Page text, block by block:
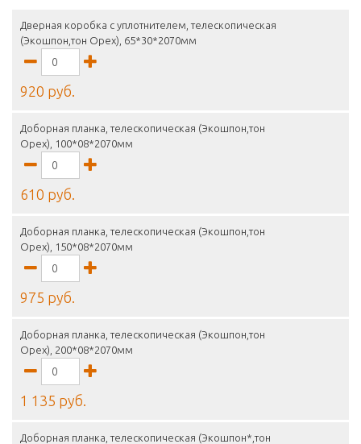
Дверная коробка с уплотнителем, телескопическая
(Экошпон,тон Орех), 65*30*2070мм
920 руб.
Доборная планка, телескопическая (Экошпон,тон
Орех), 100*08*2070мм
610 руб.
Доборная планка, телескопическая (Экошпон,тон
Орех), 150*08*2070мм
975 руб.
Доборная планка, телескопическая (Экошпон,тон
Орех), 200*08*2070мм
1 135 руб.
Доборная планка, телескопическая (Экошпон*,тон